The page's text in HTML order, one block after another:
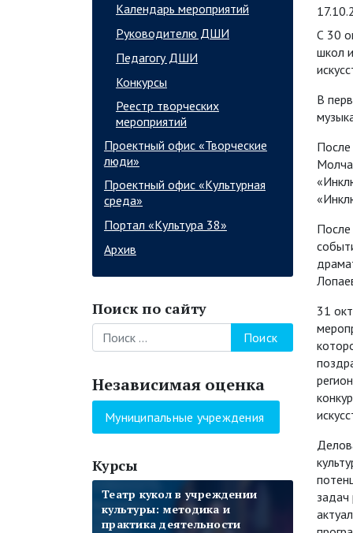
Календарь мероприятий
Руководителю ДШИ
Педагогу ДШИ
Конкурсы
Реестр творческих
мероприятий
Проектный офис «Творческие
люди»
Проектный офис «Культурная
среда»
Портал «Культура 38»
Архив
Поиск по сайту
Поиск
Независимая оценка
Муниципальные учреждения
Курсы
Цифровые навыки и
компетенции специалистов
учреждений культуры
Театр кукол в учреждении
культуры: методика и
практика деятельности
Формы работы учреждений
культуры со взрослой
аудиторией
Современные технологии
организации и проведения
мероприятий для детей и
Формы работы учреждений
культуры со взрослой
аудиторией
Этика общения и формы
работы специалистов
учреждений культуры с
С 30
школ
В
После
После
31